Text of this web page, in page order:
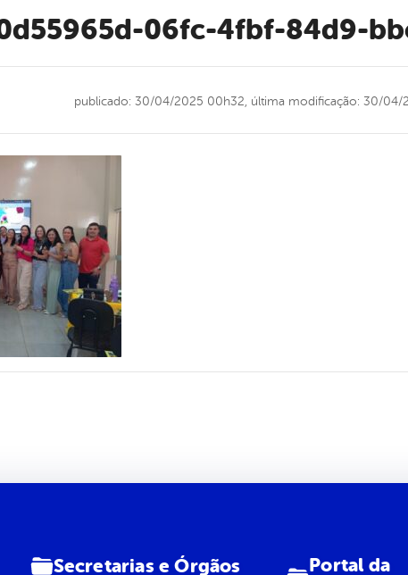
0d55965d-06fc-4fbf-84d9-
publicado: 30/04/2025 00h32, última modificação: 30/04/
Secretarias e Órgãos
Portal da